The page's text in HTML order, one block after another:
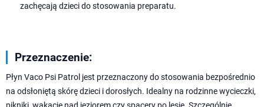
zachęcają dzieci do stosowania preparatu.
Przeznaczenie:
Płyn Vaco Psi Patrol jest przeznaczony do stosowania bezpośrednio
na odsłoniętą skórę dzieci i dorosłych. Idealny na rodzinne wycieczki,